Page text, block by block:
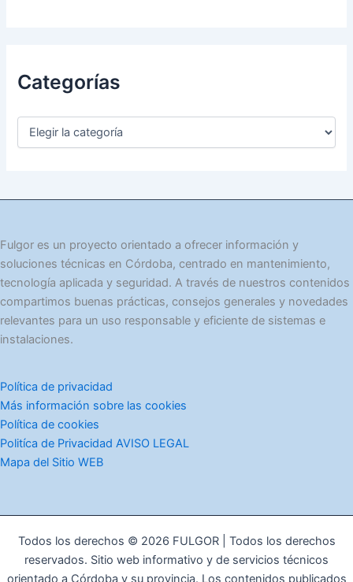
Categorías
C
o
a
s
Fulgor es un proyecto orientado a ofrecer información y
soluciones técnicas en Córdoba, centrado en mantenimiento,
tecnología aplicada y seguridad. A través de nuestros contenidos
compartimos buenas prácticas, consejos generales y novedades
relevantes para un uso responsable y eficiente de sistemas e
instalaciones.
Política de privacidad
Más información sobre las cookies
Política de cookies
Politíca de Privacidad AVISO LEGAL
Mapa del Sitio WEB
Todos los derechos © 2026 FULGOR | Todos los derechos
reservados. Sitio web informativo y de servicios técnicos
orientado a Córdoba y su provincia. Los contenidos publicados